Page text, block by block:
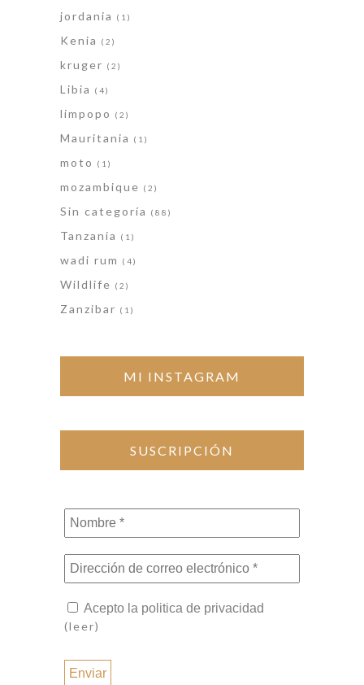
jordania (1)
Kenia (2)
kruger (2)
Libia (4)
limpopo (2)
Mauritania (1)
moto (1)
mozambique (2)
Sin categoría (88)
Tanzania (1)
wadi rum (4)
Wildlife (2)
Zanzibar (1)
MI INSTAGRAM
SUSCRIPCIÓN
Nombre
*
Dirección
de
electrónico
*
Acepto la politica de privacidad
(leer)